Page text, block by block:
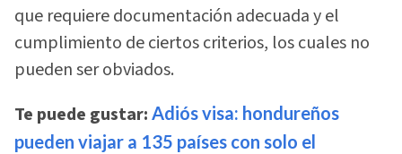
que requiere documentación adecuada y el
cumplimiento de ciertos criterios, los cuales no
pueden ser obviados.
Te puede gustar: Adiós visa: hondureños
pueden viajar a 135 países con solo el